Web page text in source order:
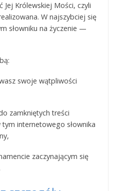
Jej Królewskiej Mości, czyli
W najszybciej się
słowniku na życzenie —
swoje wątpliwości
zamkniętych treści
internetowego słownika
zaczynającym się